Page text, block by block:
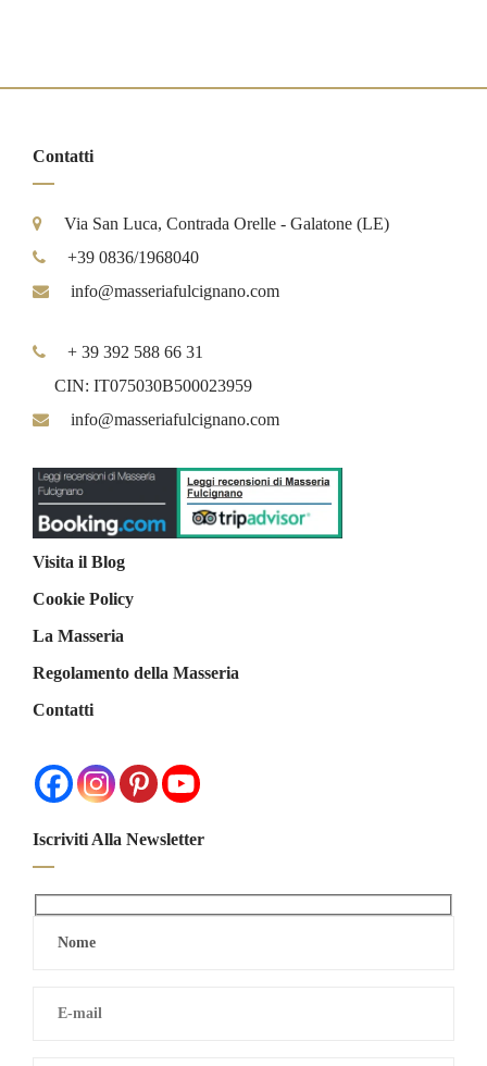
Contatti
Via San Luca, Contrada Orelle - Galatone (LE)
+39 0836/1968040
info@masseriafulcignano.com
+ 39 392 588 66 31
CIN: IT075030B500023959
info@masseriafulcignano.com
Visita il Blog
Cookie Policy
La Masseria
Regolamento della Masseria
Contatti
Iscriviti Alla Newsletter